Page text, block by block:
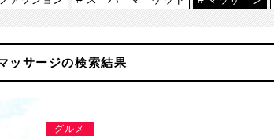
ッサージの検索結果
グルメ